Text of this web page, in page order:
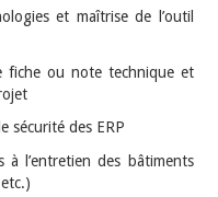
et maîtrise de l’outil
fiche ou note technique et
sécurité des ERP
à l’entretien des bâtiments